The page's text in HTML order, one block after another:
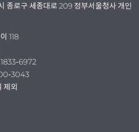
종로구 세종대로 209 정부서울청사 개인
118
1833-6972
3043
제외